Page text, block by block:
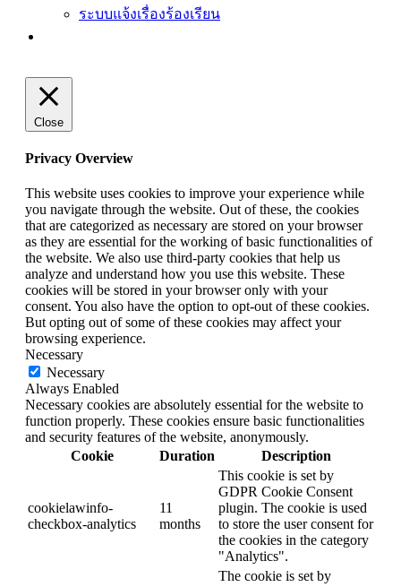
ระบบแจ้งเรื่องร้องเรียน
Close
Privacy Overview
This website uses cookies to improve your experience while
you navigate through the website. Out of these, the cookies
that are categorized as necessary are stored on your browser
as they are essential for the working of basic functionalities of
the website. We also use third-party cookies that help us
analyze and understand how you use this website. These
cookies will be stored in your browser only with your
consent. You also have the option to opt-out of these cookies.
But opting out of some of these cookies may affect your
browsing experience.
Necessary
Necessary
Always Enabled
Necessary cookies are absolutely essential for the website to
function properly. These cookies ensure basic functionalities
and security features of the website, anonymously.
Cookie
Duration Description
cookielawinfo-
checkbox-analytics
11
months
This cookie is set by
GDPR Cookie Consent
plugin. The cookie is used
to store the user consent for
the cookies in the category
"Analytics".
The cookie is set by